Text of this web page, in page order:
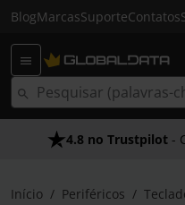
BlogMarcasSuporteContatos
Envio Gratuito
4.8 no Trustpilot -
Início Periféricos